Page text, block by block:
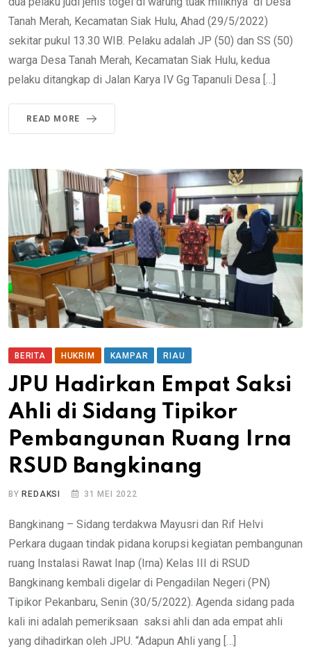
Tanah Merah, Kecamatan Siak Hulu, Ahad (29/5/2022)
sekitar pukul 13.30 WIB. Pelaku adalah JP (50) dan SS (50)
warga Desa Tanah Merah, Kecamatan Siak Hulu, kedua
pelaku ditangkap di Jalan Karya IV Gg Tapanuli Desa […]
READ MORE
BERITA HUKRIM KAMPAR RIAU
JPU Hadirkan Empat Saksi
Ahli di Sidang Tipikor
Pembangunan Ruang Irna
RSUD Bangkinang
BY REDAKSI 31 MEI 2022
Bangkinang – Sidang terdakwa Mayusri dan Rif Helvi
Perkara dugaan tindak pidana korupsi kegiatan pembangunan
ruang Instalasi Rawat Inap (Irna) Kelas III di RSUD
Bangkinang kembali digelar di Pengadilan Negeri (PN)
Tipikor Pekanbaru, Senin (30/5/2022). Agenda sidang pada
kali ini adalah pemeriksaan saksi ahli dan ada empat ahli
yang dihadirkan oleh JPU. “Adapun Ahli yang […]